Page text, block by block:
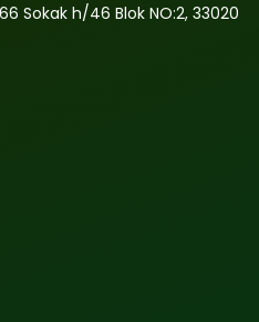
Sokak h/46 Blok NO:2, 33020